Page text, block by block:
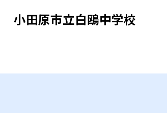
小田原市立白鴎中学校